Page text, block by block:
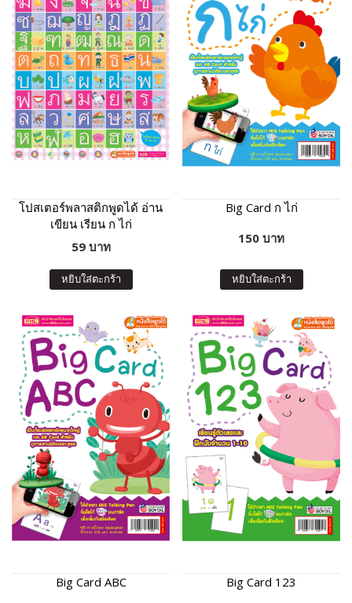
โปสเตอร์พลาสติกพูดได้ อ่าน
เขียน เรียน ก ไก่
59 บาท
หยิบใส่ตะกร้า
Big Card ก ไก่
150 บาท
หยิบใส่ตะกร้า
Big Card ABC
Big Card 123